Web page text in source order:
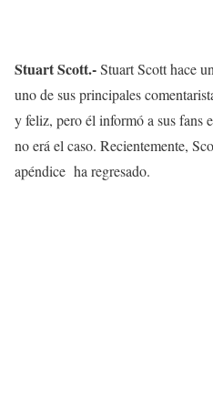
Stuart Scott.-Stuart Scott hace
uno de sus principales
y feliz, pero él informó a sus fans
no erá el caso. Recientemente,
apéndice ha regresado.